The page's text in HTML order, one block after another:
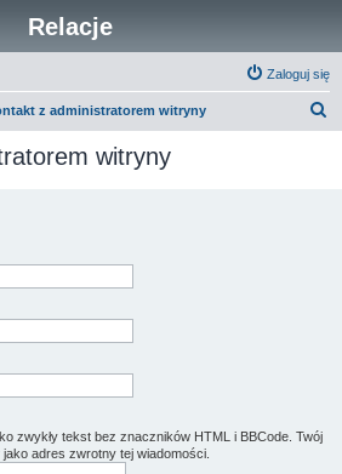
Relacje
Zaloguj się
z administratorem witryny
witryny
zwykły tekst bez znaczników HTML i BBCode. Twój
adres zwrotny tej wiadomości.